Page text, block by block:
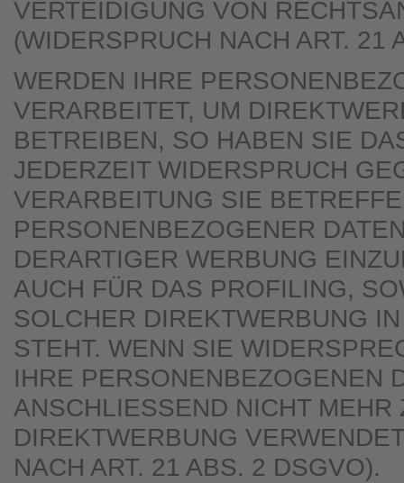
VERTEIDIGUNG VON
(WIDERSPRUCH NACH ART. 21
WERDEN IHRE
VERARBEITET, UM
BETREIBEN, SO HABEN SIE
JEDERZEIT WIDERSPRUCH
VERARBEITUNG SIE
PERSONENBEZOGENER
DERARTIGER WERBUNG
AUCH FÜR DAS PROFILING,
SOLCHER DIREKTWERBUNG
STEHT. WENN SIE
IHRE PERSONENBEZOGENEN
ANSCHLIESSEND NICHT MEHR
DIREKTWERBUNG
NACH ART. 21 ABS. 2 DSGVO).